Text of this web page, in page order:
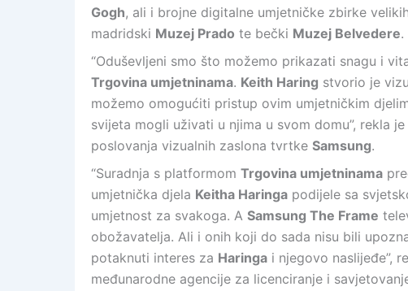
Gogh, ali i brojne digitalne umjetničke zbirke
madridski Muzej Prado te bečki Muzej Belvedere.
“Oduševljeni smo što možemo prikazati snagu i
Trgovina umjetninama. Keith Haring stvorio je
možemo omogućiti pristup ovim umjetničkim
svijeta mogli uživati u njima u svom domu”, rekla je
poslovanja vizualnih zaslona tvrtke Samsung.
“Suradnja s platformom Trgovina umjetninama
umjetnička djela Keitha Haringa podijele sa
umjetnost za svakoga. A Samsung The Frame
obožavatelja. Ali i onih koji do sada nisu bili
potaknuti interes za Haringa i njegovo naslijeđe”,
međunarodne agencije za licenciranje i